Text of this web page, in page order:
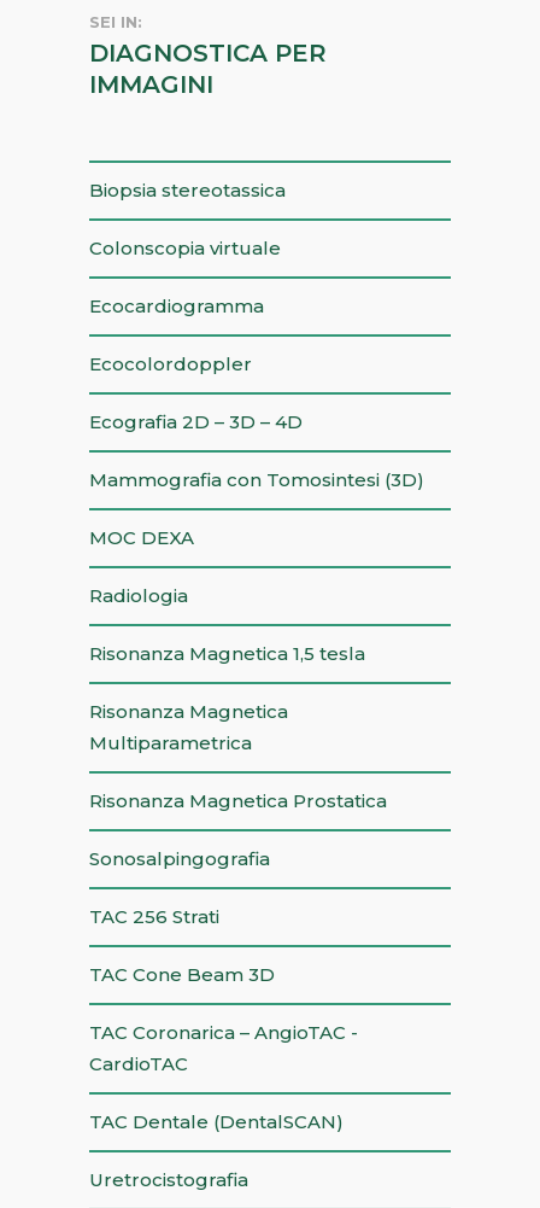
SEI IN:
DIAGNOSTICA PER
IMMAGINI
Biopsia stereotassica
Colonscopia virtuale
Ecocardiogramma
Ecocolordoppler
Ecografia 2D – 3D – 4D
Mammografia con Tomosintesi (3D)
MOC DEXA
Radiologia
Risonanza Magnetica 1,5 tesla
Risonanza Magnetica
Multiparametrica
Risonanza Magnetica Prostatica
Sonosalpingografia
TAC 256 Strati
TAC Cone Beam 3D
TAC Coronarica – AngioTAC -
CardioTAC
TAC Dentale (DentalSCAN)
Uretrocistografia